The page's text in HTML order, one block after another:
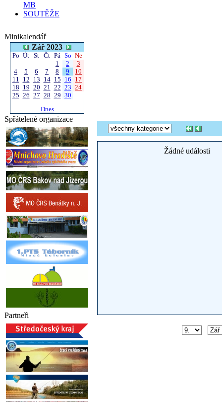
MB
SOUTĚŽE
Minikalendář
Zář 2023
Po Út St Čt Pá So Ne
1
2
3
4
5 6 7 8 9
10
11 12 13 14 15 16 17
18 19 20 21 22 23 24
25 26 27 28 29 30
Dnes
Spřátelené organizace
Partneři
Žádné události